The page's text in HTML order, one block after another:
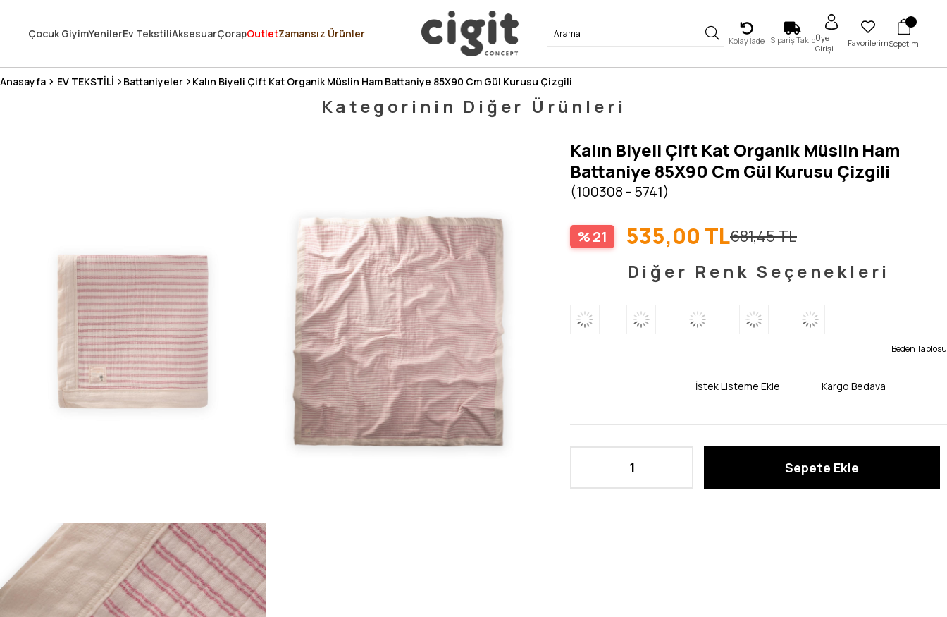
3 MİLYONDAN FAZLA MUTLU MÜŞTERİ ❤️ 10 MİLYON ÜRÜN
Çocuk GiyimYenilerEv TekstiliAksesuarÇorapOutletZamansız Ürünler
Kolay İade Sipariş TakipÜye
Girişi
FavorilerimSepetim
Anasayfa EV TEKSTİLİ Battaniyeler Kalın Biyeli Çift Kat Organik Müslin Ham Battaniye 85X90 Cm Gül Kurusu Çizgili
Kategorinin Diğer Ürünleri
Kalın Biyeli Çift Kat Organik Müslin Ham
Battaniye 85X90 Cm Gül Kurusu Çizgili
(100308 - 5741)
21 681,45 TL
535,00 TL
Diğer Renk Seçenekleri
Beden Tablosu
İstek Listeme Ekle Kargo Bedava